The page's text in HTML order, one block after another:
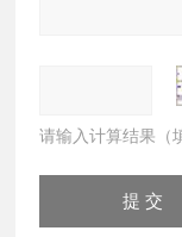
请输入计算结果（